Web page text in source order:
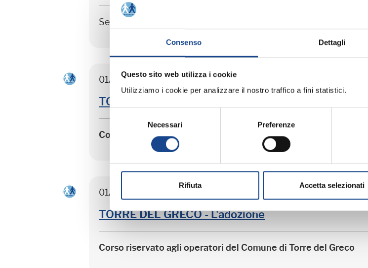
Consenso Dettagli
Questo sito web utilizza i cookie
Utilizziamo i cookie per analizzare il nostro traffico a fini statistici.
consenso
Necessari Preferenze
Rifiuta Accetta selezionati
Seminario di aggiornamento professionale
01/09/2026
TORRE DEL GRECO - Separazione e divorzio
Corso riservato agli operatori del Comune di Torre del Greco
01/09/2026
TORRE DEL GRECO - L'adozione
Corso riservato agli operatori del Comune di Torre del Greco